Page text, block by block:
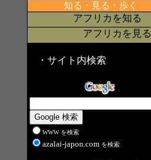
知る・見る・歩く
アフリカを知る
アフリカを見る
・サイト内検索
WWW を検索
azalai-japon.com を検索